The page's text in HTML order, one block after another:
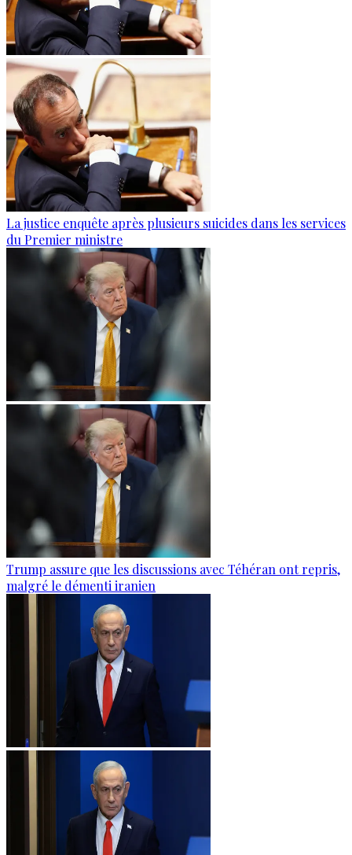
La justice enquête après plusieurs suicides dans les services
du Premier ministre
Trump assure que les discussions avec Téhéran ont repris,
malgré le démenti iranien